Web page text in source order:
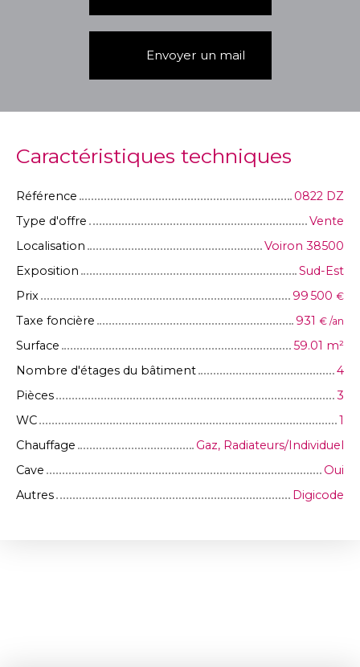
Envoyer un mail
Caractéristiques techniques
Référence
0822 DZ
Type d'offre
Vente
Localisation
Voiron 38500
Exposition
Sud-Est
Prix
99 500 €
Taxe foncière 931 € /an
Surface 59.01 m²
Nombre d'étages du bâtiment
4
Pièces
3
WC
1
Chauffage
Gaz, Radiateurs/Individuel
Cave
Oui
Autres
Digicode